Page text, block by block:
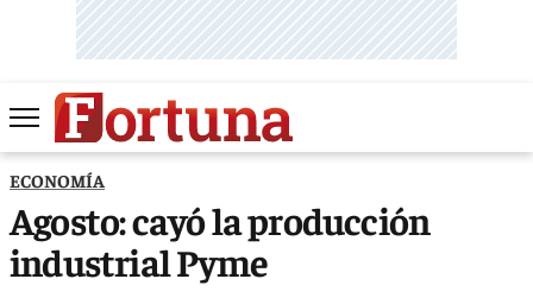
ECONOMÍA
Agosto: cayó la producción
industrial Pyme